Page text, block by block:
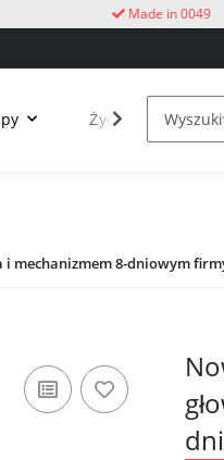
Made in 0049
Życie na świeżym
i mechanizmem 8-dniowym